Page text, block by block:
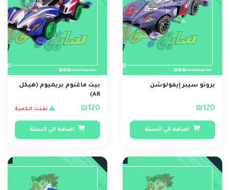
بروتو سيبر إيفولوشن
₪120
اضافة الي السلة
بيت ماغنوم بريميوم (هيكل
AR)
₪120 نفذت الكمية
اضافة الي السلة